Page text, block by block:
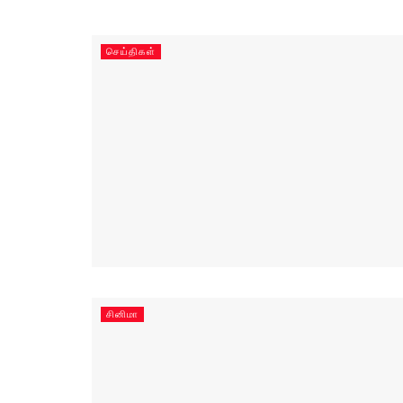
செய்திகள்
சினிமா